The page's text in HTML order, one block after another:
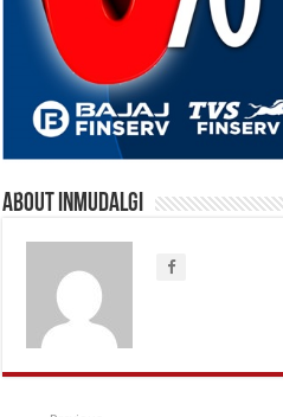
About inmudalgi